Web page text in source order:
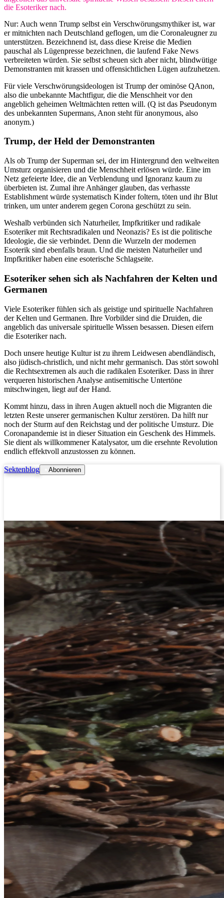
die Esoteriker nach.
Nur: Auch wenn Trump selbst ein Verschwörungsmythiker ist, war
er mitnichten nach Deutschland geflogen, um die Coronaleugner zu
unterstützen. Bezeichnend ist, dass diese Kreise die Medien
pauschal als Lügenpresse bezeichnen, die laufend Fake News
verbreiteten würden. Sie selbst scheuen sich aber nicht, blindwütige
Demonstranten mit krassen und offensichtlichen Lügen aufzuhetzen.
Für viele Verschwörungsideologen ist Trump der ominöse QAnon,
also die unbekannte Machtfigur, die die Menschheit vor den
angeblich geheimen Weltmächten retten will. (Q ist das Pseudonym
des unbekannten Supermans, Anon steht für anonymous, also
anonym.)
Trump, der Held der Demonstranten
Als ob Trump der Superman sei, der im Hintergrund den weltweiten
Umsturz organisieren und die Menschheit erlösen würde. Eine im
Netz gefeierte Idee, die an Verblendung und Ignoranz kaum zu
überbieten ist. Zumal ihre Anhänger glauben, das verhasste
Establishment würde systematisch Kinder foltern, töten und ihr Blut
trinken, um unter anderem gegen Corona geschützt zu sein.
Weshalb verbünden sich Naturheiler, Impfkritiker und radikale
Esoteriker mit Rechtsradikalen und Neonazis? Es ist die politische
Ideologie, die sie verbindet. Denn die Wurzeln der modernen
Esoterik sind ebenfalls braun. Und die meisten Naturheiler und
Impfkritiker haben eine esoterische Schlagseite.
Esoteriker sehen sich als Nachfahren der Kelten und
Germanen
Viele Esoteriker fühlen sich als geistige und spirituelle Nachfahren
der Kelten und Germanen. Ihre Vorbilder sind die Druiden, die
angeblich das universale spirituelle Wissen besassen. Diesen eifern
die Esoteriker nach.
Doch unsere heutige Kultur ist zu ihrem Leidwesen abendländisch,
also jüdisch-christlich, und nicht mehr germanisch. Das stört sowohl
die Rechtsextremen als auch die radikalen Esoteriker. Dass in ihrer
verqueren historischen Analyse antisemitische Untertöne
mitschwingen, liegt auf der Hand.
Kommt hinzu, dass in ihren Augen aktuell noch die Migranten die
letzten Reste unserer germanischen Kultur zerstören. Da hilft nur
noch der Sturm auf den Reichstag und der politische Umsturz. Die
Coronapandemie ist in dieser Situation ein Geschenk des Himmels.
Sie dient als willkommener Katalysator, um die ersehnte Revolution
endlich effektvoll anzustossen zu können.
Sektenblog Abonnieren